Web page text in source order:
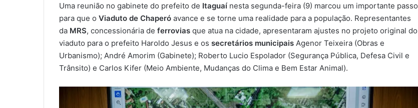
u
m
e
-
m
a
l
Uma reunião no gabinete do prefeito de Itaguaí nesta segunda-feira (9) marcou um importante passo
para que o Viaduto de Chaperó avance e se torne uma realidade para a população. Representantes
da MRS, concessionária de ferrovias que atua na cidade, apresentaram ajustes no projeto original do
viaduto para o prefeito Haroldo Jesus e os secretários municipais Agenor Teixeira (Obras e
Urbanismo); André Amorim (Gabinete); Roberto Lucio Espolador (Segurança Pública, Defesa Civil e
Trânsito) e Carlos Kifer (Meio Ambiente, Mudanças do Clima e Bem Estar Animal).